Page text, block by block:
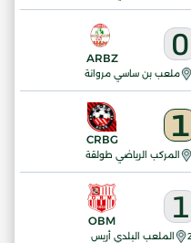
ملعب بن ساسي مروانة
0
ARBZ
المركب الرياضي طولقة
1
CRBG
الملعب البلدي أريس
1
OBM